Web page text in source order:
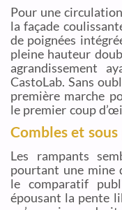
Pour une
la façade
de poignées
pleine hauteur
agrandissement
CastoLab. Sans
première marche
le premier coup
Combles et
Les rampants
pourtant une mine
le comparatif
épousant la pente